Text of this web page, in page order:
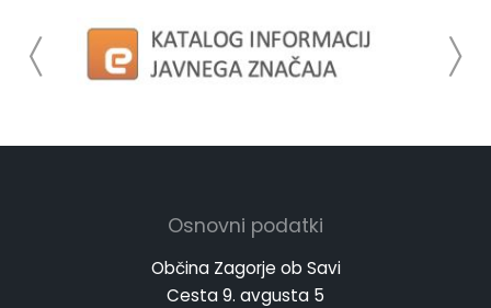
Osnovni podatki
Občina Zagorje ob Savi
Cesta 9. avgusta 5